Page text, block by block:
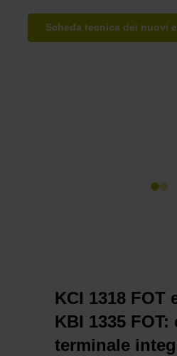
Scheda tecnica dei nuovi
KCI 1318 FOT
KBI 1335
terminale